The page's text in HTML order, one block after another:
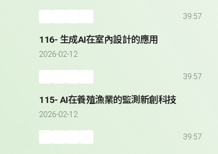
39:57
116- 生成AI在室內設計的應用
2026-02-12
39:57
115- AI在養殖漁業的監測新創科技
2026-02-12
39:57